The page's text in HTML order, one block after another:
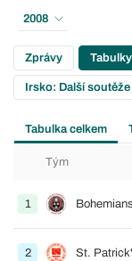
2008
Zprávy Tabulky
Irsko: Další soutěže
Tabulka celkem
Tým
1
2 St.